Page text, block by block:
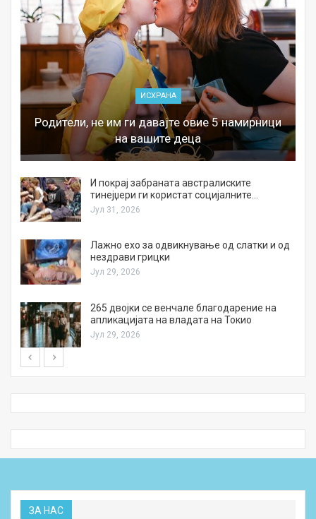
ИСХРАНА
Родители, не им ги давајте овие 5 намирници
на вашите деца
И покрај забраната австралиските
тинејџери ги користат социјалните…
Јул 31, 2026
Лажно ехо за одвикнување од слатки и од
нездрави грицки
Јул 29, 2026
265 двојки се венчале благодарение на
апликацијата на владата на Токио
Јул 29, 2026
ЗА НАС